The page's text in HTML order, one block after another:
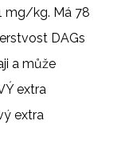
mg/kg. Má 78
DAGs
a může
extra
extra